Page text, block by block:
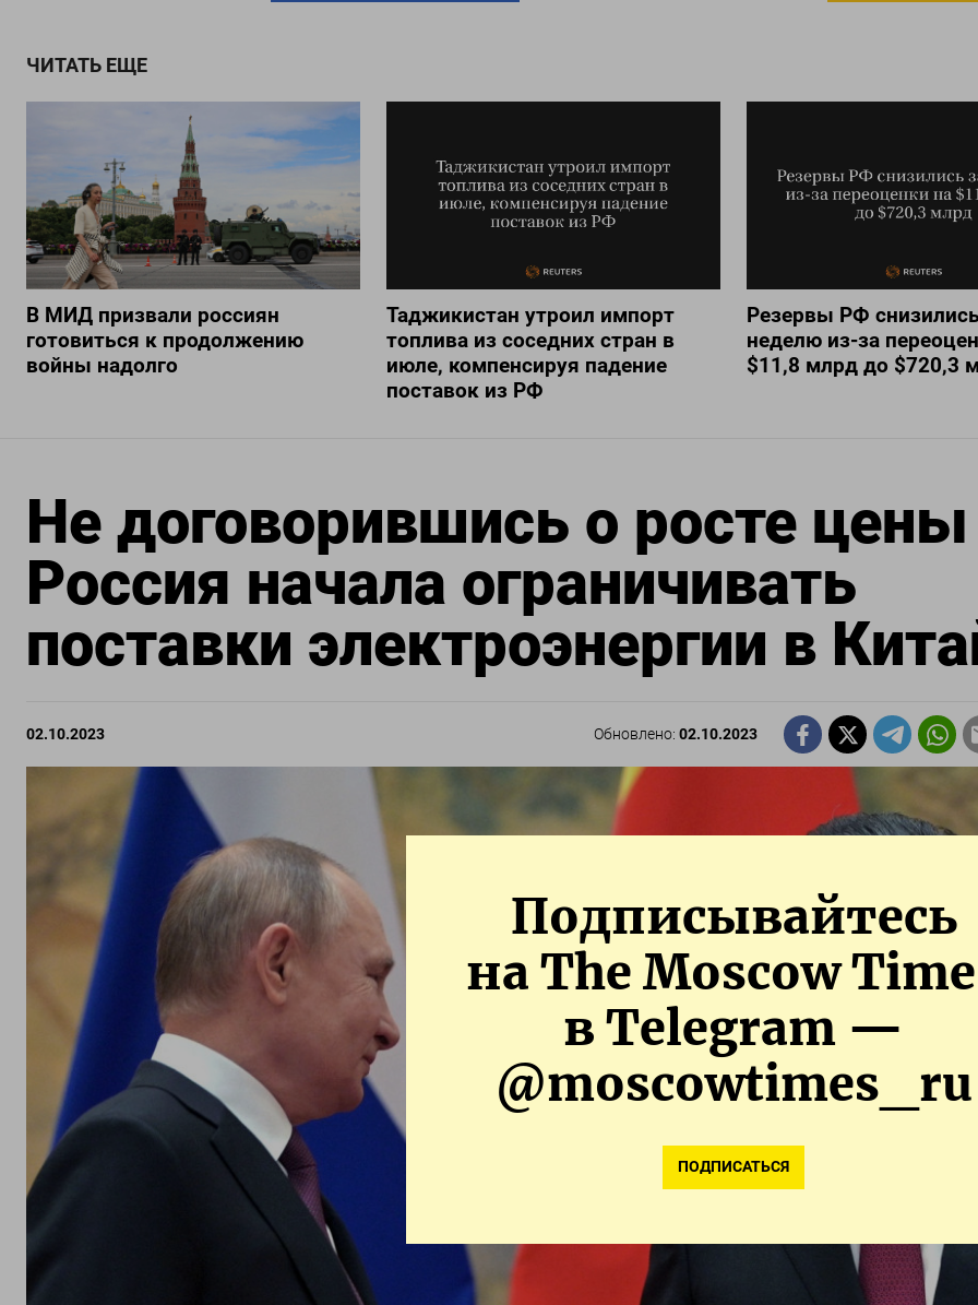
Подписывайтесь
на The Moscow
в Telegram —
@moscowtimes_ru
ПОДПИСАТЬСЯ
ЧИТАТЬ ЕЩЕ
В МИД призвали россиян
готовиться к продолжению
войны надолго
Таджикистан утроил импорт
топлива из соседних стран в
июле, компенсируя падение
поставок из РФ
Резервы РФ
неделю из-за
$11,8 млрд до $720,3
Не договорившись о росте цены
Россия начала ограничивать
поставки электроэнергии в
02.10.2023 Обновлено:02.10.2023